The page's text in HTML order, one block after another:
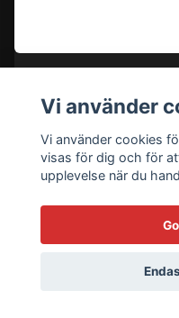
50 bridge mounting
black
Vi använder
Vi använder cookies
visas för dig och för
upplevelse när du